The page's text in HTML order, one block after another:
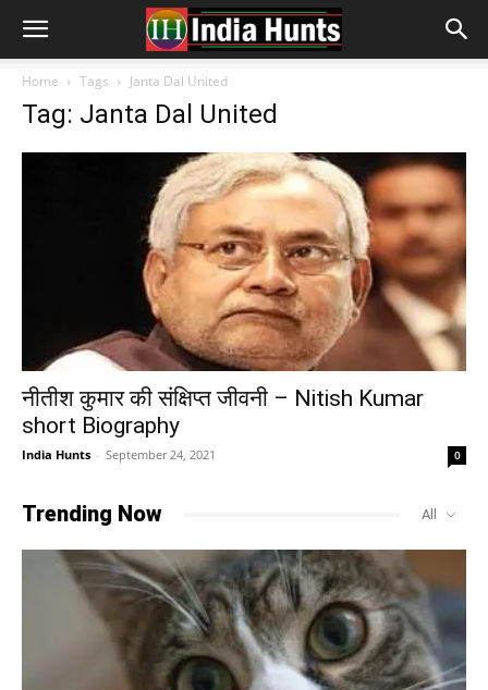
Home Tags Janta Dal United
Tag: Janta Dal United
नीतीश कुमार की संक्षिप्त जीवनी – Nitish Kumar
short Biography
India Hunts - September 24, 2021 0
Trending Now All